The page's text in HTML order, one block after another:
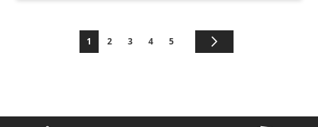
Seite
Sie lesen gerade die Seite
1 Seite
2 Seite
3 Seite
4 Seite
5